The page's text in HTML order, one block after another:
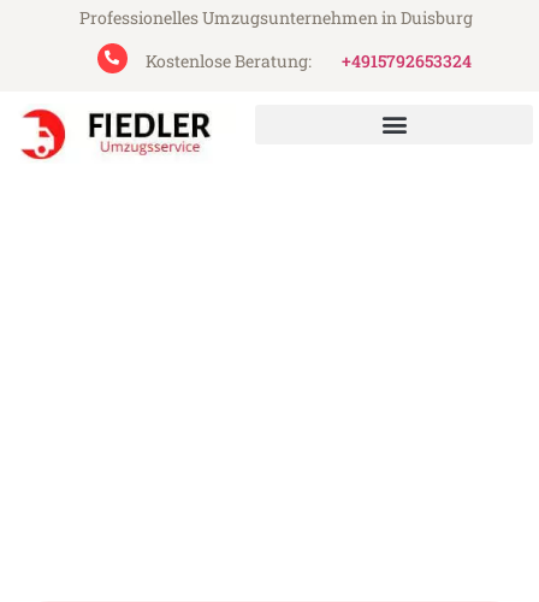
Professionelles Umzugsunternehmen in Duisburg
Kostenlose Beratung:
+4915792653324